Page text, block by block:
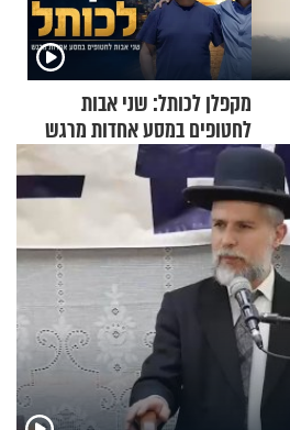
מקפלן לכותל: שני אבות
לחטופים במסע אחדות מרגש